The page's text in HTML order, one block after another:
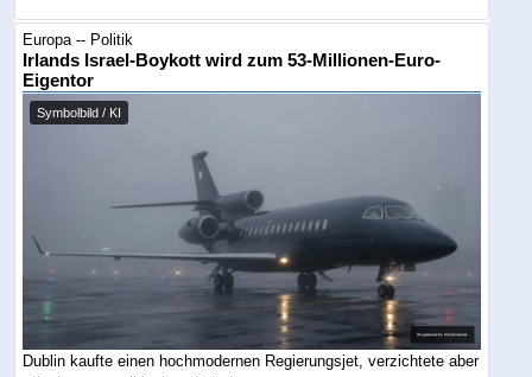
Europa -- Politik
Irlands Israel-Boykott wird zum 53-Millionen-Euro-
Eigentor
Symbolbild / KI
Dublin kaufte einen hochmodernen Regierungsjet, verzichtete aber